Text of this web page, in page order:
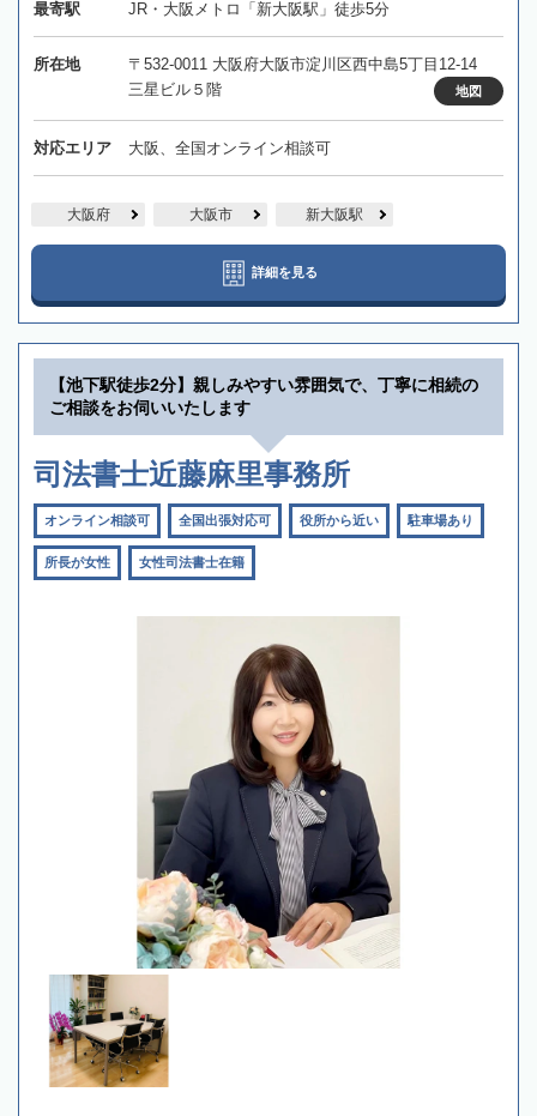
最寄駅 JR・大阪メトロ「新大阪駅」徒歩5分
所在地
〒532-0011 大阪府大阪市淀川区西中島5丁目12-14
三星ビル５階
地図
対応エリア 大阪、全国オンライン相談可
大阪府 大阪市 新大阪駅
詳細を見る
【池下駅徒歩2分】親しみやすい雰囲気で、丁寧に相続の
ご相談をお伺いいたします
司法書士近藤麻里事務所
オンライン相談可 全国出張対応可 役所から近い 駐車場あり
所長が女性 女性司法書士在籍